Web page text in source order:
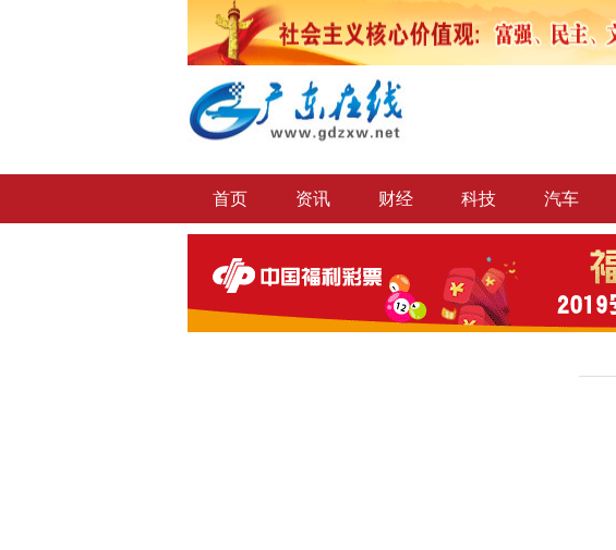
首页 资讯 财经 科技 汽车